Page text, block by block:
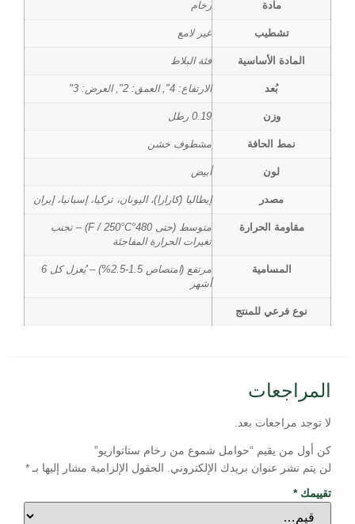
مادة رخام
تشطيب غير لامع
المادة الأساسية فئة البلاط
بُعد الارتفاع: 4", العمق: 2", العرض: 3"
وزن 0.19 رطل
نمط الحافة مشطوف خشن
لون أبيض
مصدر إيطاليا (كارارا)، اليونان، تركيا، إسبانيا، إيران
مقاومة الحرارة
متوسط (حتى 480°F / 250°C) – تجنب
تغيرات الحرارة المفاجئة
المسامية
مرتفع (امتصاص 1.5-2.5%) – يُعزل كل 6
أشهر
نوع فرعي للمنتج
المراجعات
لا توجد مراجعات بعد.
كن أول من يقيم “حوامل شموع من رخام ستاتواريو”
لن يتم نشر عنوان بريدك الإلكتروني. الحقول الإلزامية مشار إليها بـ *
تقييمك*